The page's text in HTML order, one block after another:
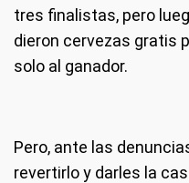
tres finalistas, pero
dieron cervezas gratis
solo al ganador.
Pero, ante las
revertirlo y darles la